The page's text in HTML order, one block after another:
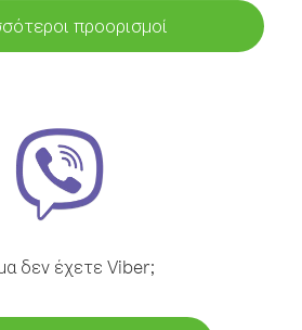
προορισμοί
δεν έχετε Viber;